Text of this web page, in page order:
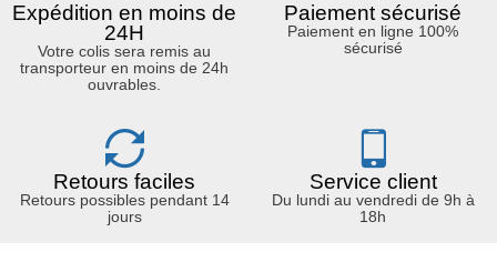
Expédition en moins de
24H
Votre colis sera remis au
transporteur en moins de 24h
ouvrables.
Paiement sécurisé
Paiement en ligne 100%
sécurisé
Retours faciles
Retours possibles pendant 14
jours
Service client
Du lundi au vendredi de 9h à
18h